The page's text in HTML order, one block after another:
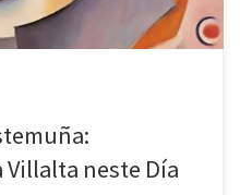
Villalta neste Día